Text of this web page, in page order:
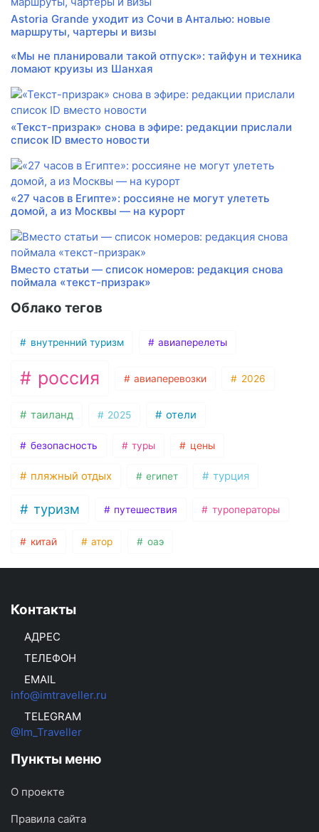
Astoria Grande уходит из Сочи в Анталью: новые
маршруты, чартеры и визы
«Мы не планировали такой отпуск»: тайфун и техника
ломают круизы из Шанхая
«Текст-призрак» снова в эфире: редакции прислали
список ID вместо новости
«27 часов в Египте»: россияне не могут улететь
домой, а из Москвы — на курорт
Вместо статьи — список номеров: редакция снова
поймала «текст-призрак»
Облако тегов
внутренний туризм авиаперелеты
россия авиаперевозки 2026
таиланд 2025 отели
безопасность туры цены
пляжный отдых египет турция
туризм путешествия туроператоры
китай атор оаэ
Контакты
АДРЕС
ТЕЛЕФОН
EMAIL
info@imtraveller.ru
TELEGRAM
@Im_Traveller
Пункты меню
О проекте
Правила сайта